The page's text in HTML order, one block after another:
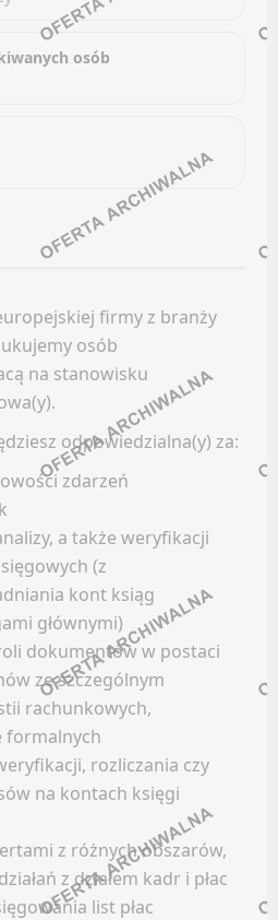
/ SERWIS
/ TECHNICAL WRITING)
osób
firmy z branży
osób
na stanowisku
odpowiedzialna(y) za:
zdarzeń
a także weryfikacji
(z
kont ksiąg
głównymi)
dokumentów w postaci
ze szczególnym
rachunkowych,
formalnych
rozliczania czy
na kontach księgi
z różnych obszarów,
z działem kadr i płac
list płac